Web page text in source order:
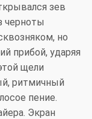
зев
черноты
но
прибой, ударяя
щели
ритмичный
пение.
Экран